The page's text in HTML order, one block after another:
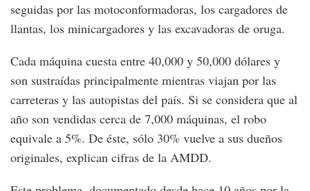
seguidas por las motoconformadoras, los cargadores de
llantas, los minicargadores y las excavadoras de oruga.
Cada máquina cuesta entre 40,000 y 50,000 dólares y
son sustraídas principalmente mientras viajan por las
carreteras y las autopistas del país. Si se considera que al
año son vendidas cerca de 7,000 máquinas, el robo
equivale a 5%. De éste, sólo 30% vuelve a sus dueños
originales, explican cifras de la AMDD.